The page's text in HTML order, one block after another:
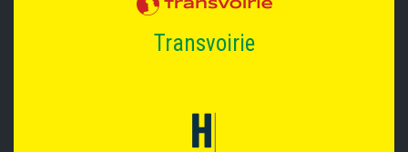
Transvoirie